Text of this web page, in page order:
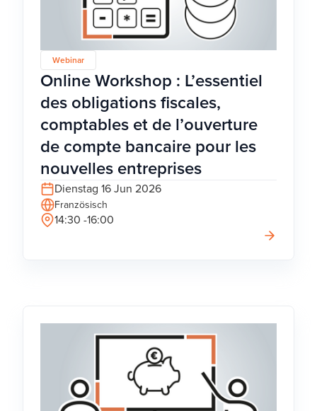
Webinar
Online Workshop : L’essentiel
des obligations fiscales,
comptables et de l’ouverture
de compte bancaire pour les
nouvelles entreprises
Dienstag 16 Jun 2026
Französisch
14:30 -16:00